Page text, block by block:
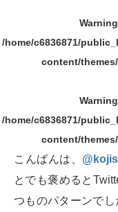
Warning
/home/c6836871/
content/
Warning
/home/c6836871/
content/
こんばんは、
とでも褒めると
つものパターンで